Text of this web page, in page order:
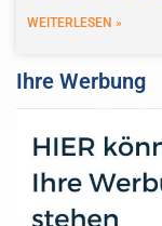
WEITERLESEN »
Ihre Werbung